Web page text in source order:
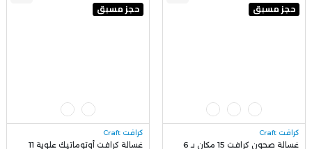
حجز مسبق
كرافت Craft
غسالة صحون كرافت 15 مكان بـ 6
حجز مسبق
كرافت Craft
غسالة كرافت أوتوماتيك علوية 11